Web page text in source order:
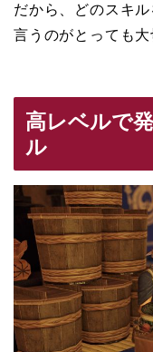
だから、どのスキ
言うのがとっても大
高レベルで
ル